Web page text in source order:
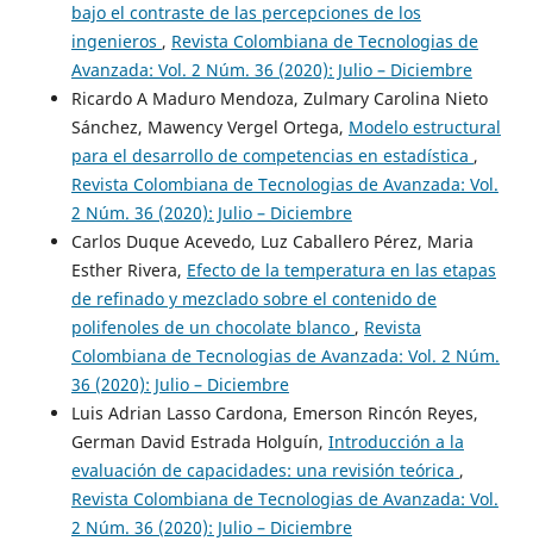
bajo el contraste de las percepciones de los
ingenieros , Revista Colombiana de Tecnologias de
Avanzada: Vol. 2 Núm. 36 (2020): Julio – Diciembre
Ricardo A Maduro Mendoza, Zulmary Carolina Nieto
Sánchez, Mawency Vergel Ortega, Modelo estructural
para el desarrollo de competencias en estadística ,
Revista Colombiana de Tecnologias de Avanzada: Vol.
2 Núm. 36 (2020): Julio – Diciembre
Carlos Duque Acevedo, Luz Caballero Pérez, Maria
Esther Rivera, Efecto de la temperatura en las etapas
de refinado y mezclado sobre el contenido de
polifenoles de un chocolate blanco , Revista
Colombiana de Tecnologias de Avanzada: Vol. 2 Núm.
36 (2020): Julio – Diciembre
Luis Adrian Lasso Cardona, Emerson Rincón Reyes,
German David Estrada Holguín, Introducción a la
evaluación de capacidades: una revisión teórica ,
Revista Colombiana de Tecnologias de Avanzada: Vol.
2 Núm. 36 (2020): Julio – Diciembre